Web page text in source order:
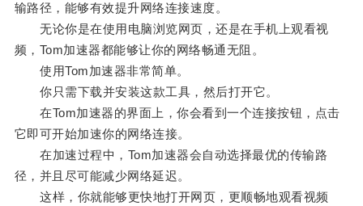
输路径，能够有效提升网络连接速度。
无论你是在使用电脑浏览网页，还是在手机上观看视
频，Tom加速器都能够让你的网络畅通无阻。
使用Tom加速器非常简单。
你只需下载并安装这款工具，然后打开它。
在Tom加速器的界面上，你会看到一个连接按钮，点击
它即可开始加速你的网络连接。
在加速过程中，Tom加速器会自动选择最优的传输路
径，并且尽可能减少网络延迟。
这样，你就能够更快地打开网页，更顺畅地观看视频